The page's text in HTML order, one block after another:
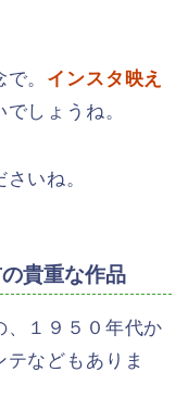
。 インスタ映え
しょうね。
いね。
貴重な作品
、１９５０年代か
などもありま